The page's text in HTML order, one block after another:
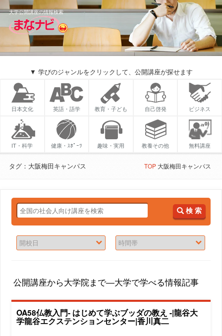
大学公開講座の情報検索
▼ 学びのジャンルをクリックして、公開講座が探せます
日本文化 英語・語学 教育・子ども 自己啓発 ビジネス
IT・科学 健康・ｽﾎﾟｰﾂ 趣味・実用 教養その他 無料講座
タグ：大阪梅田キャンパス TOP大阪梅田キャンパス
検 索
公開講座から大学院まで―大学で学べる情報記事
OA58仏教入門- はじめて学ぶブッダの教え -|龍谷大
学龍谷エクステンションセンター|香川真二